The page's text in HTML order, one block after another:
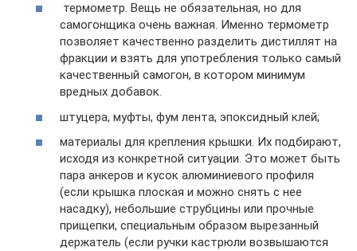
термометр. Вещь не обязательная, но для
самогонщика очень важная. Именно термометр
позволяет качественно разделить дистиллят на
фракции и взять для употребления только самый
качественный самогон, в котором минимум
вредных добавок.
штуцера, муфты, фум лента, эпоксидный клей;
материалы для крепления крышки. Их подбирают,
исходя из конкретной ситуации. Это может быть
пара анкеров и кусок алюминиевого профиля
(если крышка плоская и можно снять с нее
насадку), небольшие струбцины или прочные
прищепки, специальным образом вырезанный
держатель (если ручки кастрюли возвышаются